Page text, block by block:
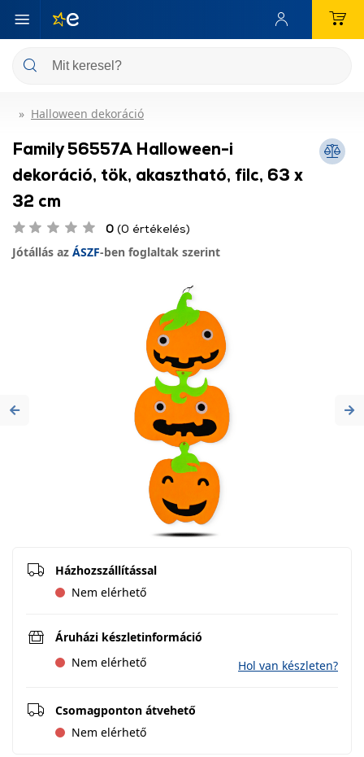
Halloween dekoráció
Family 56557A Halloween-i
dekoráció, tök, akasztható, filc, 63 x
32 cm
0 (0 értékelés)
Jótállás az ÁSZF-ben foglaltak szerint
Previous
Házhozszállítással
Nem elérhető
Áruházi készletinformáció
Nem elérhető
Hol van készleten?
Csomagponton átvehető
Nem elérhető